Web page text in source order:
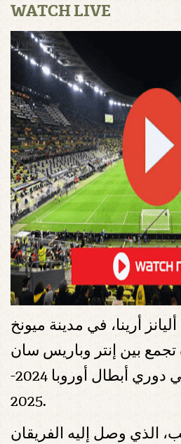
WATCH LIVE
أرينا، في مدينة ميونخ
تجمع بين إنتر وباريس سان
جيرمان، في نهائي دوري أبطال أوروبا 2024-
2025.
الذي وصل إليه الفريقان